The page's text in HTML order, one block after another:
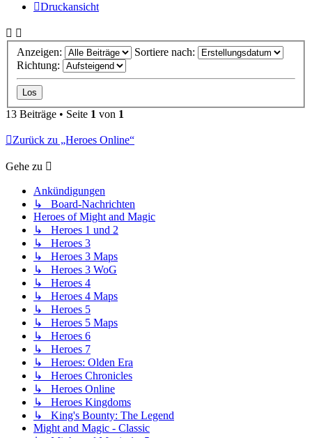
Druckansicht
Anzeigen:
Sortiere nach:
Richtung:
13 Beiträge • Seite 1 von 1
Zurück zu „Heroes Online“
Gehe zu
Ankündigungen
↳ Board-Nachrichten
Heroes of Might and Magic
↳ Heroes 1 und 2
↳ Heroes 3
↳ Heroes 3 Maps
↳ Heroes 3 WoG
↳ Heroes 4
↳ Heroes 4 Maps
↳ Heroes 5
↳ Heroes 5 Maps
↳ Heroes 6
↳ Heroes 7
↳ Heroes: Olden Era
↳ Heroes Chronicles
↳ Heroes Online
↳ Heroes Kingdoms
↳ King's Bounty: The Legend
Might and Magic - Classic